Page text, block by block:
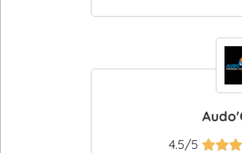
4.5/5